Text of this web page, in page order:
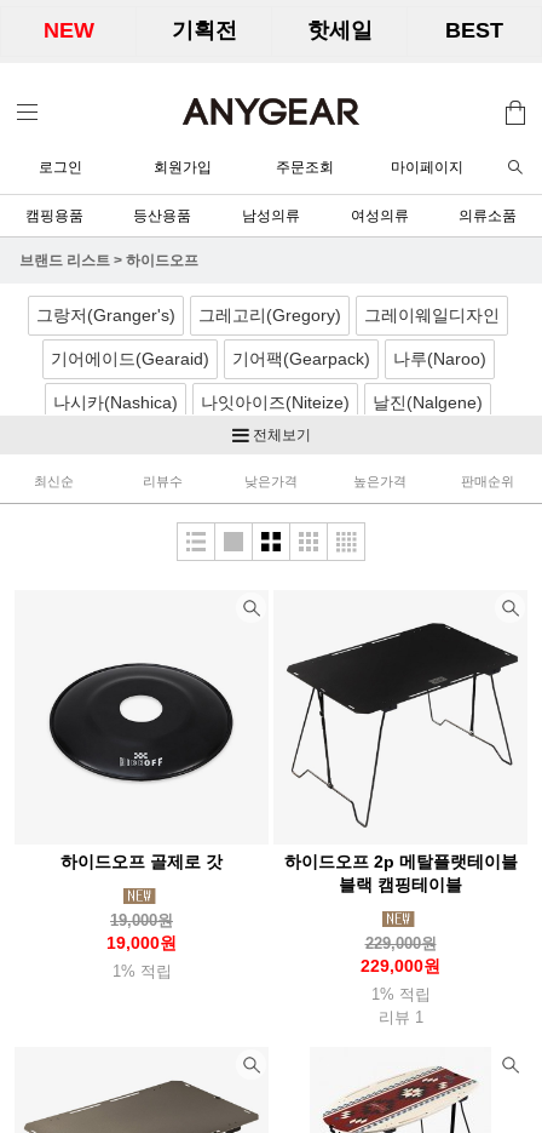
NEW 기획전 핫세일 BEST
로그인 회원가입 주문조회 마이페이지
캠핑용품 등산용품 남성의류 여성의류 의류소품
브랜드 리스트 > 하이드오프
그랑저(Granger's) 그레고리(Gregory) 그레이웨일디자인
기어에이드(Gearaid) 기어팩(Gearpack) 나루(Naroo)
나시카(Nashica) 나잇아이즈(Niteize) 날진(Nalgene)
네이처하이크(Naturehike) 노르딕캠프(Nordicamp)
니모(Nemo) 노박스(Nobox) 닉왁스(Nikwax)
더캠퍼(TheCamper)
랩(Rab) 루베르
루시올(Luciole) 루세코(Luceco) 뢰클(Roeckl) 마메이타
마운트리버(Mountriver) 마운트피크
마운틴스미스(MountainS) 마티니(Mattini) 매트릭스(Matrix)
메카닉스웨어(Mechanix)
몬츄라(Montura)
미니멀웍스(Mnmalworks) 미스테리월(Mysterywall)
반고(Vango) 배핀(Baffin)
벨락(BellRock)
본플래그(Bonflag) 부쉬크래프트
부에노웍스 브로너(Broner) 브루트
전체보기
최신순 리뷰수 낮은가격 높은가격 판매순위
하이드오프 골제로 갓
19,000원
19,000원
1% 적립
하이드오프 2p 메탈플랫테이블
블랙 캠핑테이블
229,000원
229,000원
1% 적립
리뷰 1